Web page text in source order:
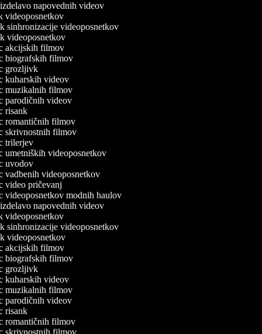
izdelavo napovednih videov
videoposnetkov
sinhronizacije videoposnetkov
videoposnetkov
akcijskih filmov
biografskih filmov
grozljivk
kuharskih videov
muzikalnih filmov
parodičnih videov
risank
romantičnih filmov
skrivnostnih filmov
trilerjev
umetniških videoposnetkov
uvodov
vadbenih videoposnetkov
video pričevanj
videoposnetkov modnih haulov
izdelavo napovednih videov
videoposnetkov
sinhronizacije videoposnetkov
videoposnetkov
akcijskih filmov
biografskih filmov
grozljivk
kuharskih videov
muzikalnih filmov
parodičnih videov
risank
romantičnih filmov